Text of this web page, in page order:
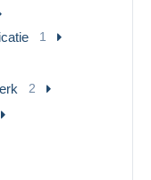
1
2